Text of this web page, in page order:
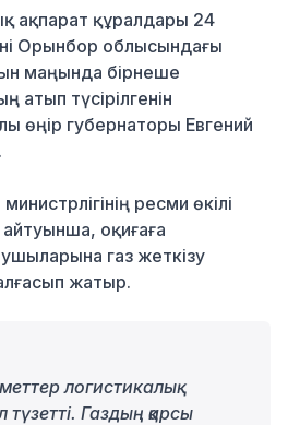
ақпарат құралдары 24
Орынбор облысындағы
маңында бірнеше
түсірілгенін
өңір губернаторы Евгений
ресми өкілі
оқиғаға
газ жеткізу
жатыр.
логистикалық
Газдың қарсы